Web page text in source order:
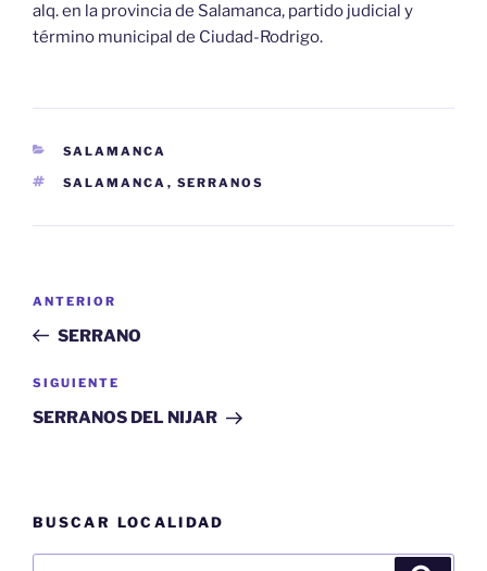
alq. en la provincia de Salamanca, partido judicial y
término municipal de Ciudad-Rodrigo.
CATEGORÍAS
SALAMANCA
ETIQUETAS
SALAMANCA , SERRANOS
entradas
Entrada
anterior:
ANTERIOR
SERRANO
Siguiente
entrada
SIGUIENTE
SERRANOS DEL NIJAR
BUSCAR LOCALIDAD